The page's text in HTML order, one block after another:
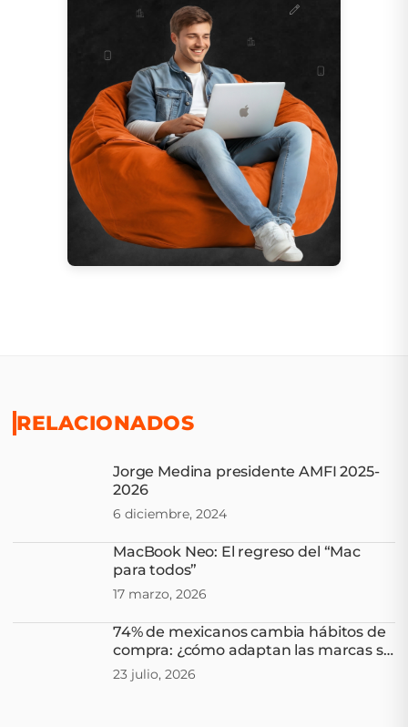
RELACIONADOS
Jorge Medina presidente AMFI 2025-
2026
6 diciembre, 2024
MacBook Neo: El regreso del “Mac
para todos”
17 marzo, 2026
74% de mexicanos cambia hábitos de
compra: ¿cómo adaptan las marcas su
comunicación?
23 julio, 2026